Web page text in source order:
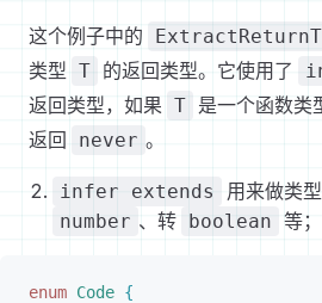
这个例子中的
类型 T 的返回类型。它使用了
返回类型，如果 T 是一个函数类
返回
never 。
infer extends 用来做类
number 、转 boolean 等；
enum Code {